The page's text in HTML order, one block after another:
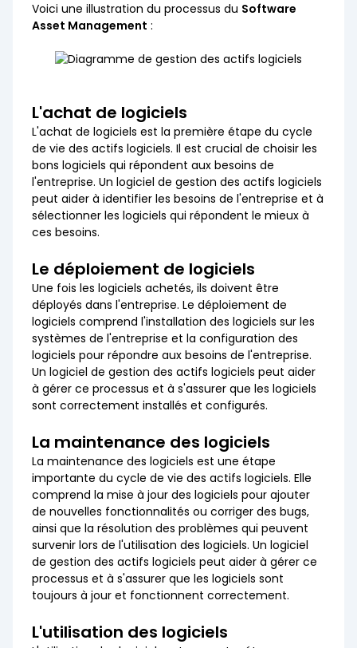
Voici une illustration du processus du Software
Asset Management :
L'achat de logiciels
L'achat de logiciels est la première étape du cycle
de vie des actifs logiciels. Il est crucial de choisir les
bons logiciels qui répondent aux besoins de
l'entreprise. Un logiciel de gestion des actifs logiciels
peut aider à identifier les besoins de l'entreprise et à
sélectionner les logiciels qui répondent le mieux à
ces besoins.
Le déploiement de logiciels
Une fois les logiciels achetés, ils doivent être
déployés dans l'entreprise. Le déploiement de
logiciels comprend l'installation des logiciels sur les
systèmes de l'entreprise et la configuration des
logiciels pour répondre aux besoins de l'entreprise.
Un logiciel de gestion des actifs logiciels peut aider
à gérer ce processus et à s'assurer que les logiciels
sont correctement installés et configurés.
La maintenance des logiciels
La maintenance des logiciels est une étape
importante du cycle de vie des actifs logiciels. Elle
comprend la mise à jour des logiciels pour ajouter
de nouvelles fonctionnalités ou corriger des bugs,
ainsi que la résolution des problèmes qui peuvent
survenir lors de l'utilisation des logiciels. Un logiciel
de gestion des actifs logiciels peut aider à gérer ce
processus et à s'assurer que les logiciels sont
toujours à jour et fonctionnent correctement.
L'utilisation des logiciels